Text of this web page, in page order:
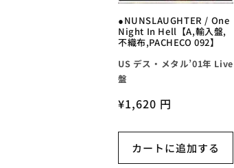
●NUNSLAUGHTER / One
Night In Hell【A,輸入盤,
不織布,PACHECO 092】
US デス・メタル’01年 Live
盤
通
価
¥1,620 円
カートに追加する